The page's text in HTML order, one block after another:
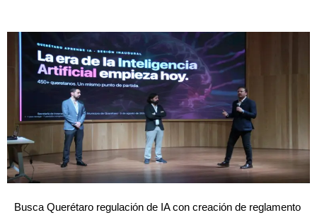
Busca Querétaro regulación de IA con creación de reglamento